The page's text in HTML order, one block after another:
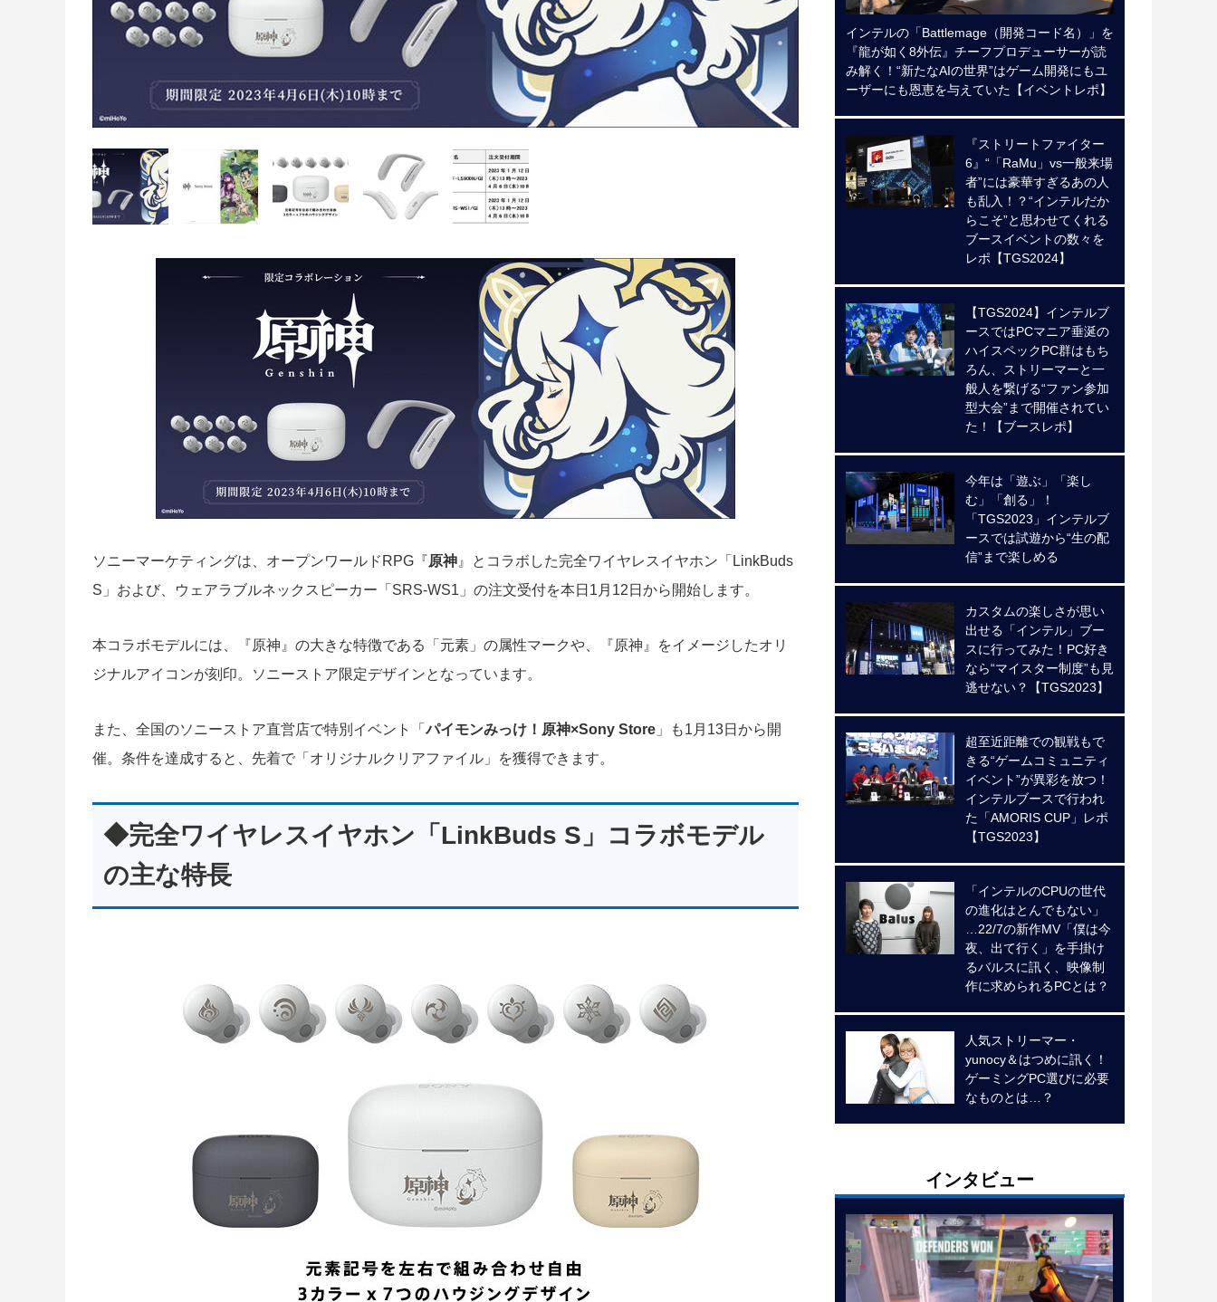
ソニーマーケティングは、オープンワールドRPG『原神 』とコラボした完全ワイヤレスイヤホン「LinkBuds
S」および、ウェアラブルネックスピーカー「SRS-WS1」の注文受付を本日1月12日から開始します。
本コラボモデルには、『原神』の大きな特徴である「元素」の属性マークや、『原神』をイメージしたオリ
ジナルアイコンが刻印。ソニーストア限定デザインとなっています。
また、全国のソニーストア直営店で特別イベント「パイモンみっけ！原神×Sony Store 」も1月13日から開
催。条件を達成すると、先着で「オリジナルクリアファイル」を獲得できます。
◆完全ワイヤレスイヤホン「LinkBuds S」コラボモデル
の主な特長
インテルの「Battlemage（開発コード名）」を
『龍が如く8外伝』チーフプロデューサーが読
み解く！“新たなAIの世界”はゲーム開発にもユ
ーザーにも恩恵を与えていた【イベントレポ】
『ストリートファイター
6』“「RaMu」vs一般来場
者”には豪華すぎるあの人
も乱入！？“インテルだか
らこそ”と思わせてくれる
ブースイベントの数々を
レポ【TGS2024】
【TGS2024】インテルブ
ースではPCマニア垂涎の
ハイスペックPC群はもち
ろん、ストリーマーと一
般人を繋げる“ファン参加
型大会”まで開催されてい
た！【ブースレポ】
今年は「遊ぶ」「楽し
む」「創る」！
「TGS2023」インテルブ
ースでは試遊から“生の配
信”まで楽しめる
カスタムの楽しさが思い
出せる「インテル」ブー
スに行ってみた！PC好き
なら“マイスター制度”も見
逃せない？【TGS2023】
超至近距離での観戦もで
きる“ゲームコミュニティ
イベント”が異彩を放つ！
インテルブースで行われ
た「AMORIS CUP」レポ
【TGS2023】
「インテルのCPUの世代
の進化はとんでもない」
…22/7の新作MV「僕は今
夜、出て行く」を手掛け
るバルスに訊く、映像制
作に求められるPCとは？
人気ストリーマー・
yunocy＆はつめに訊く！
ゲーミングPC選びに必要
なものとは…？
インタビュー